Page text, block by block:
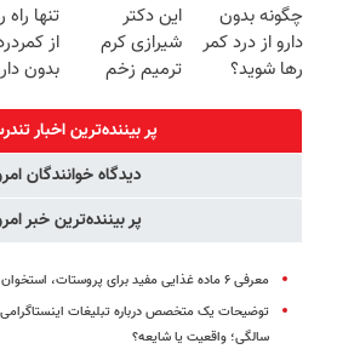
برگردون
(40%off)
◗پرسش‌نامه◖
چگونه بدون
دارو از درد کمر
رها شوید؟
این دکتر
شیرازی کرم
ترمیم زخم
ساخت!!!
تنها
از
بدون
«فرم
پر بیننده‌ترین اخبار
دیدگاه خوانندگان
پر بیننده‌ترین خبر
معرفی ۶ ماده غذایی مفید برای پروستات، استخوان و عضلات
سالگی؛ واقعیت یا شایعه؟